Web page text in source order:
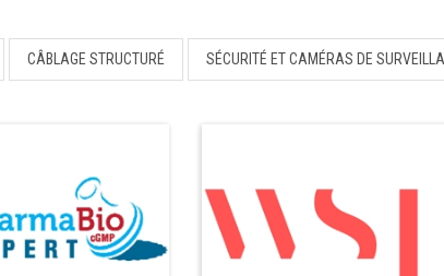
CÂBLAGE STRUCTURÉ SÉCURITÉ ET CAMÉRAS DE